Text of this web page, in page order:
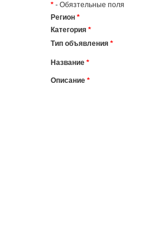
*- Обязтельные поля
Регион *
Категория *
Тип объявления *
Название *
Описание *